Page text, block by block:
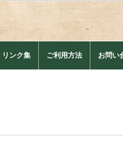
リンク集 ご利用方法 お問い